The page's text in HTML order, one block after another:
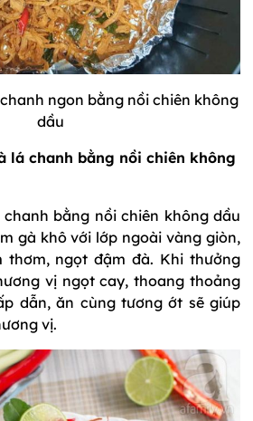
ngon bằng nồi chiên không
dầu
lá chanh bằng nồi chiên không
bằng nồi chiên không dầu
gà khô với lớp ngoài vàng giòn,
thơm, ngọt đậm đà. Khi thưởng
vị ngọt cay, thoang thoảng
dẫn, ăn cùng tương ớt sẽ giúp
vị.